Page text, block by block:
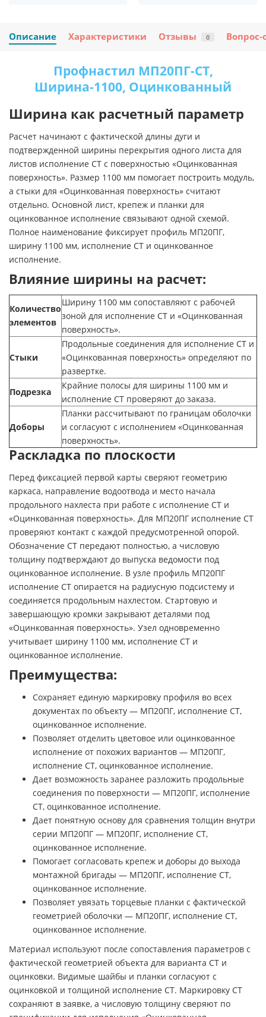
Описание Характеристики Отзывы 0 Вопрос-
Профнастил МП20ПГ-СТ,
Ширина-1100, Оцинкованный
Ширина как расчетный параметр
Расчет начинают с фактической длины дуги и
подтвержденной ширины перекрытия одного листа для
листов исполнение СТ с поверхностью «Оцинкованная
поверхность». Размер 1100 мм помогает построить модуль,
а стыки для «Оцинкованная поверхность» считают
отдельно. Основной лист, крепеж и планки для
оцинкованное исполнение связывают одной схемой.
Полное наименование фиксирует профиль МП20ПГ,
ширину 1100 мм, исполнение СТ и оцинкованное
исполнение.
Влияние ширины на расчет:
Количество
элементов
Ширину 1100 мм сопоставляют с рабочей
зоной для исполнение СТ и «Оцинкованная
поверхность».
Стыки
Продольные соединения для исполнение СТ и
«Оцинкованная поверхность» определяют по
развертке.
Подрезка
Крайние полосы для ширины 1100 мм и
исполнение СТ проверяют до заказа.
Доборы
Планки рассчитывают по границам оболочки
и согласуют с исполнением «Оцинкованная
поверхность».
Раскладка по плоскости
Перед фиксацией первой карты сверяют геометрию
каркаса, направление водоотвода и место начала
продольного нахлеста при работе с исполнение СТ и
«Оцинкованная поверхность». Для МП20ПГ исполнение СТ
проверяют контакт с каждой предусмотренной опорой.
Обозначение СТ передают полностью, а числовую
толщину подтверждают до выпуска ведомости под
оцинкованное исполнение. В узле профиль МП20ПГ
исполнение СТ опирается на радиусную подсистему и
соединяется продольным нахлестом. Стартовую и
завершающую кромки закрывают деталями под
«Оцинкованная поверхность». Узел одновременно
учитывает ширину 1100 мм, исполнение СТ и
оцинкованное исполнение.
Преимущества:
Сохраняет единую маркировку профиля во всех
документах по объекту — МП20ПГ, исполнение СТ,
оцинкованное исполнение.
Позволяет отделить цветовое или оцинкованное
исполнение от похожих вариантов — МП20ПГ,
исполнение СТ, оцинкованное исполнение.
Дает возможность заранее разложить продольные
соединения по поверхности — МП20ПГ, исполнение
СТ, оцинкованное исполнение.
Дает понятную основу для сравнения толщин внутри
серии МП20ПГ — МП20ПГ, исполнение СТ,
оцинкованное исполнение.
Помогает согласовать крепеж и доборы до выхода
монтажной бригады — МП20ПГ, исполнение СТ,
оцинкованное исполнение.
Позволяет увязать торцевые планки с фактической
геометрией оболочки — МП20ПГ, исполнение СТ,
оцинкованное исполнение.
Материал используют после сопоставления параметров с
фактической геометрией объекта для варианта СТ и
оцинковки. Видимые шайбы и планки согласуют с
оцинковкой и толщиной исполнение СТ. Маркировку СТ
сохраняют в заявке, а числовую толщину сверяют по